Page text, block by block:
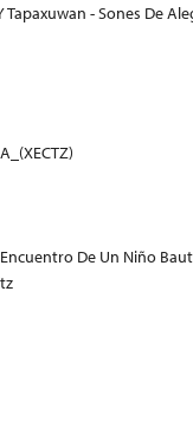
- Sones De
De Un Niño